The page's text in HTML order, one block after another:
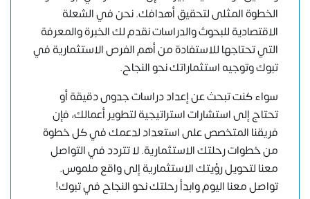
الخطوة المثلى لتحقيق أهدافك. نحن في الشعلة
الاقتصادية للبحوث والدراسات نقدم لك الخبرة والمعرفة
التي تحتاجها للاستفادة من أهم الفرص الاستثمارية في
تبوك وتوجيه استثماراتك نحو النجاح.
سواء كنت تبحث عن إعداد دراسات جدوى دقيقة أو
تحتاج إلى استشارات استراتيجية لتطوير أعمالك، فإن
فريقنا المتخصص على استعداد لدعمك في كل خطوة
من خطوات رحلتك الاستثمارية. لا تتردد في التواصل
معنا لتحويل رؤيتك الاستثمارية إلى واقع ملموس.
تواصل معنا اليوموابدأ رحلتك نحو النجاح في تبوك!